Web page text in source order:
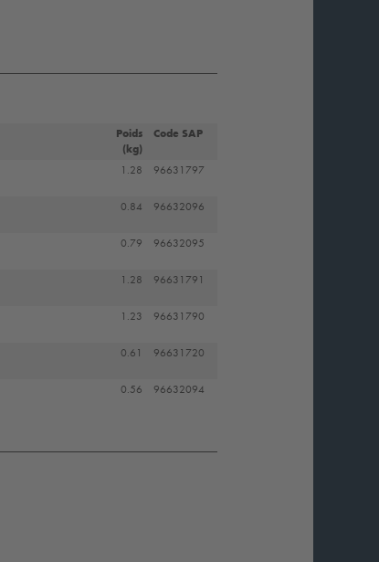
Poids
(kg)
Code SAP
1.28 96631797
0.84 96632096
0.79 96632095
1.28 96631791
1.23 96631790
0.61 96631720
0.56 96632094